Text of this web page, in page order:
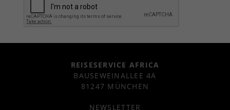
REISESERVICE AFRICA
BAUSEWEINALLEE 4A
81247 MÜNCHEN
NEWSLETTER